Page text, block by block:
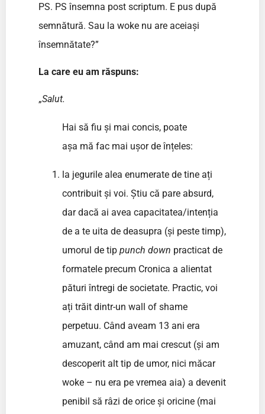
PS. PS însemna post scriptum. E pus după
semnătură. Sau la woke nu are aceiași
însemnătate?”
La care eu am răspuns:
„Salut.
Hai să fiu și mai concis, poate
așa mă fac mai ușor de înțeles:
la jegurile alea enumerate de tine ați
contribuit și voi. Știu că pare absurd,
dar dacă ai avea capacitatea/intenția
de a te uita de deasupra (și peste timp),
umorul de tip punch down practicat de
formatele precum Cronica a alientat
pături întregi de societate. Practic, voi
ați trăit dintr-un wall of shame
perpetuu. Când aveam 13 ani era
amuzant, când am mai crescut (și am
descoperit alt tip de umor, nici măcar
woke – nu era pe vremea aia) a devenit
penibil să râzi de orice și oricine (mai